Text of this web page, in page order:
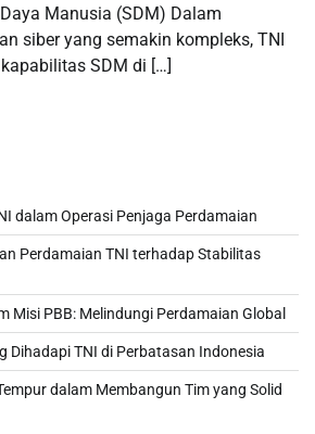
Manusia (SDM) Dalam
siber yang semakin kompleks, TNI
SDM di […]
dalam Operasi Penjaga Perdamaian
Perdamaian TNI terhadap Stabilitas
Misi PBB: Melindungi Perdamaian Global
Dihadapi TNI di Perbatasan Indonesia
dalam Membangun Tim yang Solid